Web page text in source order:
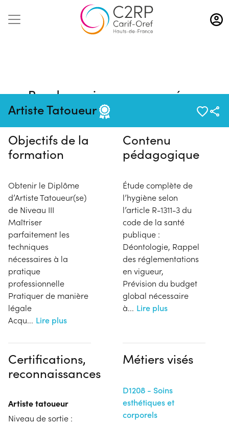
Aller
au
contenu
Artiste Tatoueur
Pas de session programmée en
ce moment
Objectifs de la
formation
Obtenir le Diplôme
d’Artiste Tatoueur(se)
de Niveau III
Maîtriser
parfaitement les
techniques
nécessaires à la
pratique
professionnelle
Pratiquer de manière
légale
Acqu... Lire plus
Contenu
pédagogique
Étude complète de
l’hygiène selon
l’article R-1311-3 du
code de la santé
publique :
Déontologie, Rappel
des réglementations
en vigueur,
Prévision du budget
global nécessaire
à... Lire plus
Certifications,
reconnaissances
Artiste tatoueur
Niveau de sortie :
Métiers visés
D1208 - Soins
esthétiques et
corporels